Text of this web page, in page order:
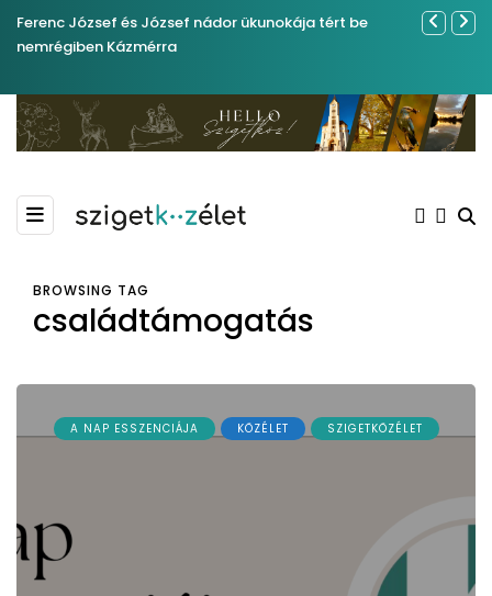
Ferenc József és József nádor ükunokája tért be
nemrégiben Kázmérra
Év
BROWSING TAG
családtámogatás
A NAP ESSZENCIÁJA KÖZÉLET SZIGETKÖZÉLET